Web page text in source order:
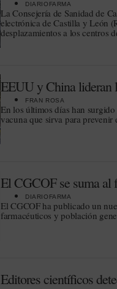
DIARIOFARMA
La Consejería de Sanidad de
electrónica de Castilla y León
desplazamientos a los centros
EEUU y China lideran
FRAN ROSA
En los últimos días han
vacuna que sirva para
El CGCOF se suma al
DIARIOFARMA
El CGCOF ha publicado un
farmacéuticos y población
Editores científicos